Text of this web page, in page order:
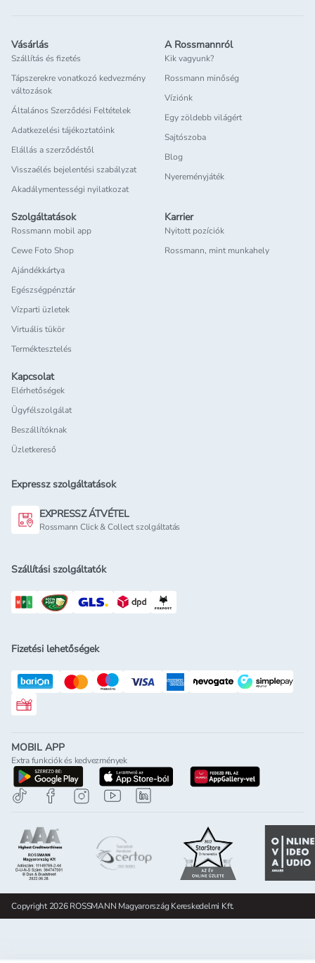
Vásárlás
Szállítás és fizetés
Tápszerekre vonatkozó kedvezmény
változások
Általános Szerződési Feltételek
Adatkezelési tájékoztatóink
Elállás a szerződéstől
Visszaélés bejelentési szabályzat
Akadálymentességi nyilatkozat
A Rossmannról
Kik vagyunk?
Rossmann minőség
Víziónk
Egy zöldebb világért
Sajtószoba
Blog
Nyereményjáték
Szolgáltatások
Rossmann mobil app
Cewe Foto Shop
Ajándékkártya
Egészségpénztár
Vízparti üzletek
Virtuális tükör
Terméktesztelés
Karrier
Nyitott pozíciók
Rossmann, mint munkahely
Kapcsolat
Elérhetőségek
Ügyfélszolgálat
Beszállítóknak
Üzletkereső
Expressz szolgáltatások
EXPRESSZ ÁTVÉTEL
Rossmann Click & Collect szolgáltatás
Szállítási szolgáltatók
Fizetési lehetőségek
Rossmann ajándékkártya
MOBIL APP
Extra funkciók és kedvezmények
letöltés a google-play-rölletöltés az app-store-ból
letöltés
Copyright 2026 ROSSMANN Magyarország Kereskedelmi Kft.